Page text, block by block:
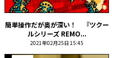
簡単操作だが奥が深い！ 『ツクー
ルシリーズ REMO...
2021年02月25日 15:45